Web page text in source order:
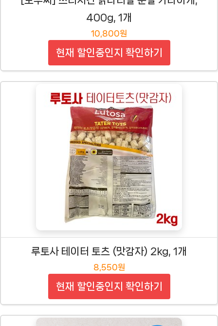
400g, 1개
10,800원
현재 할인중인지 확인하기
루토사 테이터 토츠 (맛감자) 2kg, 1개
8,550원
현재 할인중인지 확인하기